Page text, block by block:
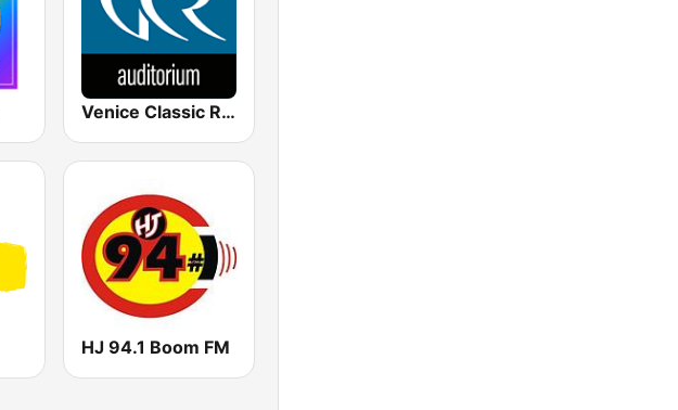
Venice Classic Radio | VCR Auditorium
HJ 94.1 Boom FM